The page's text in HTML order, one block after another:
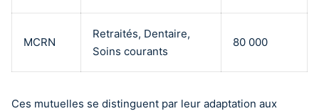
MCRN
Retraités, Dentaire,
Soins courants
80 000
Ces mutuelles se distinguent par leur adaptation aux